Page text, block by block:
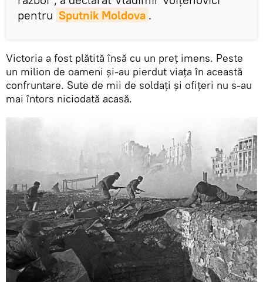
pentru Sputnik Moldova .
Victoria a fost plătită însă cu un preţ imens. Peste
un milion de oameni şi-au pierdut viaţa în această
confruntare. Sute de mii de soldați și ofițeri nu s-au
mai întors niciodată acasă.